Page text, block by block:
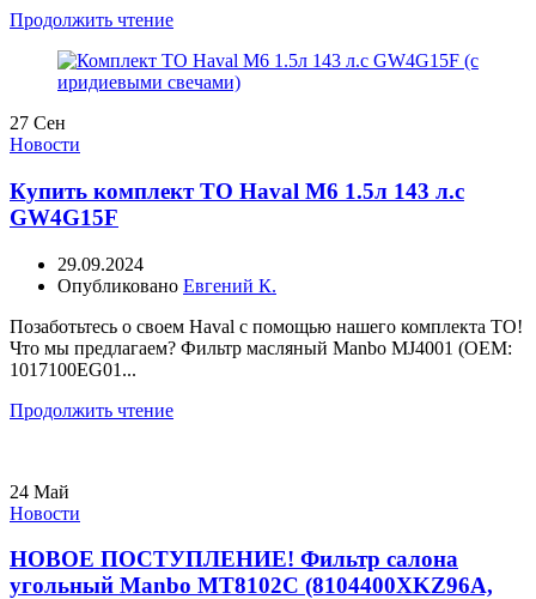
Продолжить чтение
27 Сен
Новости
Купить комплект ТО Haval M6 1.5л 143 л.с
GW4G15F
29.09.2024
Опубликовано Евгений К.
Позаботьтесь о своем Haval с помощью нашего комплекта ТО!
Что мы предлагаем? Фильтр масляный Manbo MJ4001 (OEM:
1017100EG01...
Продолжить чтение
24 Май
Новости
НОВОЕ ПОСТУПЛЕНИЕ! Фильтр салона
угольный Manbo MT8102C (8104400XKZ96A,